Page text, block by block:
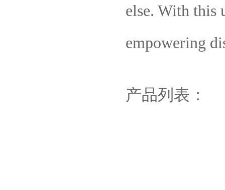
else. With this
empowering
产品列表：